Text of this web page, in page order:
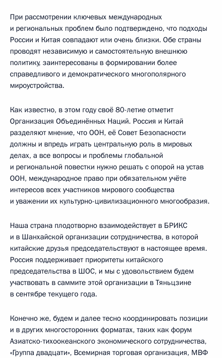
При рассмотрении ключевых международных
и региональных проблем было подтверждено, что подходы
России и Китая совпадают или очень близки. Обе страны
проводят независимую и самостоятельную внешнюю
политику, заинтересованы в формировании более
справедливого и демократического многополярного
мироустройства.
Как известно, в этом году своё 80-летие отметит
Организация Объединённых Наций. Россия и Китай
разделяют мнение, что ООН, её Совет Безопасности
должны и впредь играть центральную роль в мировых
делах, а все вопросы и проблемы глобальной
и региональной повестки нужно решать с опорой на устав
ООН, международное право при обязательном учёте
интересов всех участников мирового сообщества
и уважении их культурно-цивилизационного многообразия.
Наша страна плодотворно взаимодействует в БРИКС
и в Шанхайской организации сотрудничества, в которой
китайские друзья председательствуют в настоящее время.
Россия поддерживает приоритеты китайского
председательства в ШОС, и мы с удовольствием будем
участвовать в саммите этой организации в Тяньцзине
в сентябре текущего года.
Конечно же, будем и далее тесно координировать позиции
и в других многосторонних форматах, таких как форум
Азиатско-тихоокеанского экономического сотрудничества,
«Группа двадцати», Всемирная торговая организация, МВФ